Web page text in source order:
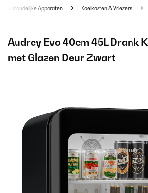
Huishoudelijke Apparaten Koelkasten & Vriezers
Audrey Evo 40cm 45L Drank
met Glazen Deur Zwart